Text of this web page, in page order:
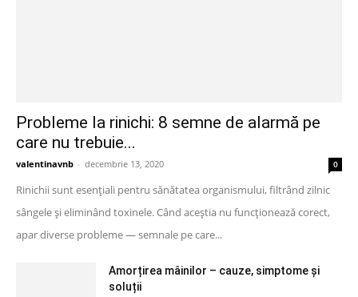
Probleme la rinichi: 8 semne de alarmă pe
care nu trebuie...
valentinavnb - decembrie 13, 2020 0
Rinichii sunt esențiali pentru sănătatea organismului, filtrând zilnic
sângele și eliminând toxinele. Când aceștia nu funcționează corect,
apar diverse probleme — semnale pe care...
Amorțirea mâinilor – cauze, simptome și
soluții